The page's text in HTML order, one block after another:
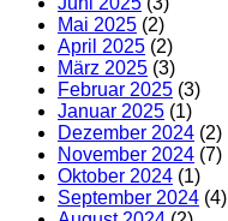
Mai 2025 (2)
April 2025 (2)
März 2025 (3)
Februar 2025 (3)
Januar 2025 (1)
Dezember 2024 (2)
November 2024 (7)
Oktober 2024 (1)
September 2024 (4)